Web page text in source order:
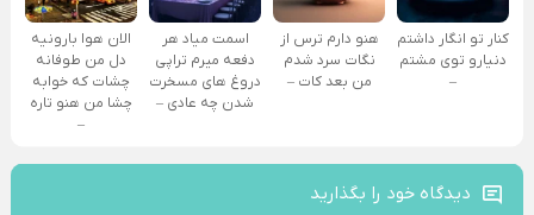
کنار تو انگار داشتم
دنیارو توی مشتم
–
هنو دارم ترس از
نگات سرد شدم
من بعد کات –
اسمت میاد هر
دفعه میرم تراپی
دروغ‌ های مسخرت
شدن چه عادی –
الان هوا بارونیه
دل من طوفانه
چشات که خوابه
چشا من هنو تاره
–
دیدگاه خود را بگذارید